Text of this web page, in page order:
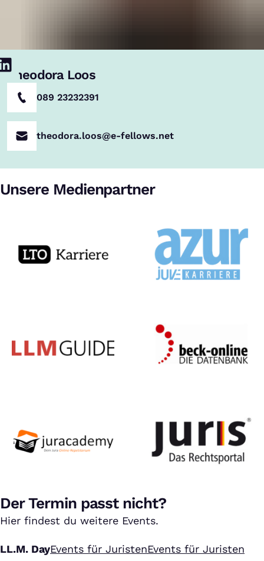
Theodora Loos
089 23232391
theodora.loos@e-fellows.net
Unsere Medienpartner
Der Termin passt nicht?
Hier findest du weitere Events.
LL.M. DayEvents für JuristenEvents für Juristen